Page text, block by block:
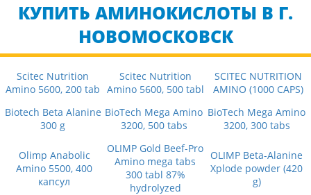
КУПИТЬ АМИНОКИСЛОТЫ В Г.
НОВОМОСКОВСК
Scitec Nutrition
Amino 5600, 200 tab
Scitec Nutrition
Amino 5600, 500 tabl
SCITEC NUTRITION
AMINO (1000 CAPS)
Biotech Beta Alanine
300 g
BioTech Mega Amino
3200, 500 tabs
BioTech Mega Amino
3200, 300 tabs
Olimp Anabolic
Amino 5500, 400
капсул
OLIMP Gold Beef-Pro
Amino mega tabs
300 tabl 87%
hydrolyzed
OLIMP Beta-Alanine
Xplode powder (420
g)